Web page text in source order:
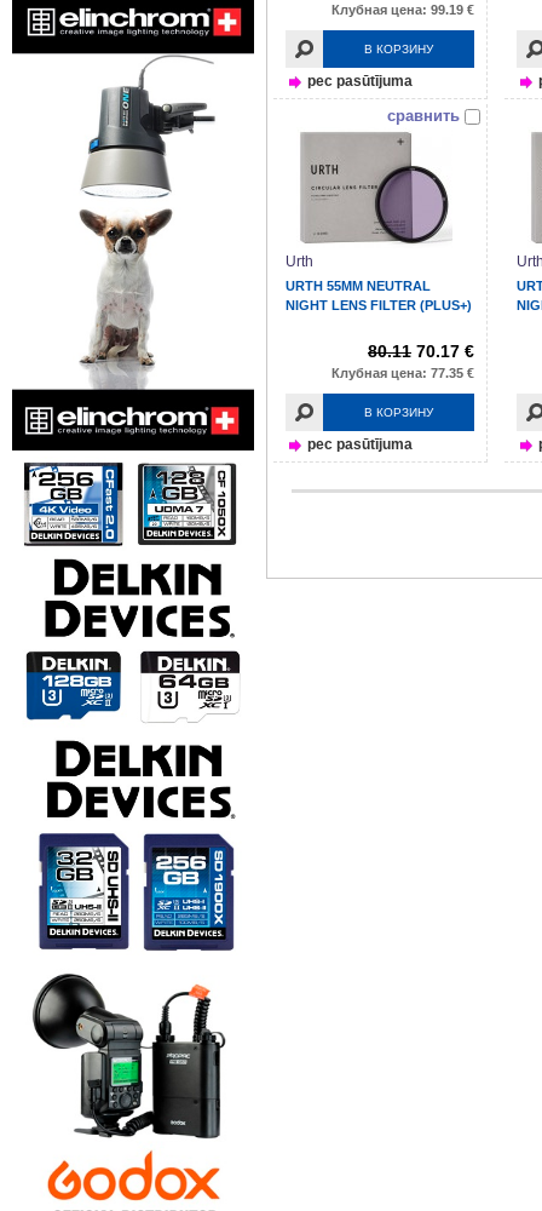
Клубная цена: 99.19 €
В КОРЗИНУ
pec pasūtījuma
сравнить
Urth
URTH 55MM NEUTRAL
NIGHT LENS FILTER (PLUS+)
80.11 70.17 €
Клубная цена: 77.35 €
В КОРЗИНУ
pec pasūtījuma